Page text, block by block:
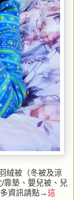
絨被（冬被及涼
靠墊、嬰兒被、兒
資訊請點→這